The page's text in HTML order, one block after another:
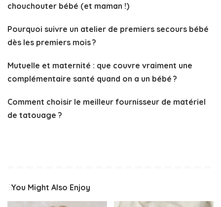
chouchouter bébé (et maman !)
Pourquoi suivre un atelier de premiers secours bébé
dès les premiers mois ?
Mutuelle et maternité : que couvre vraiment une
complémentaire santé quand on a un bébé ?
Comment choisir le meilleur fournisseur de matériel
de tatouage ?
You Might Also Enjoy